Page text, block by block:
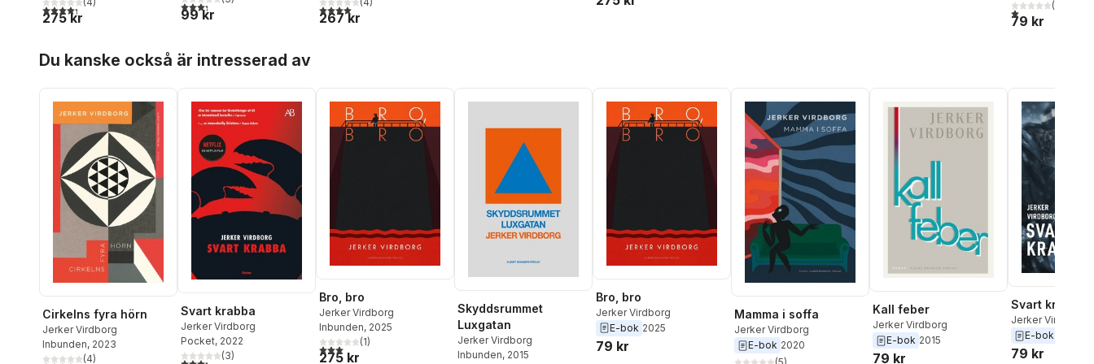
4,3utav 5 stjärnor. Totalt antal röster:
275 kr
3,3utav 5 stjärnor. Totalt antal röster:
99 kr
4,0utav 5 stjärnor. Totalt antal röster:
267 kr
Stefan Lindberg,Bosse
Lindquist Lindquist
Lundquist Lundquist,
Khashayar Lykke
Naderehvandi,Andreas T
Olsson,Ingela Olsson,
Victor Galaz,
Ann-Sofi
Jerker Virdborg,
Liselotte Watkins
1,0utav 5(
79 kr
Du kanske också är intresserad av
Cirkelns fyra hörn
Jerker Virdborg
Inbunden, 2023
(4)
Svart krabba
Jerker Virdborg
Pocket, 2022
(3)
Bro, bro
Jerker Virdborg
Inbunden, 2025
3,0utav 5 stjärnor. Totalt antal röster:
(1)
275 kr
Skyddsrummet
Luxgatan
Jerker Virdborg
Inbunden, 2015
Bro, bro
Jerker Virdborg
E-bok 2025
79 kr
Mamma i soffa
Jerker Virdborg
E-bok 2020
Kall feber
Jerker Virdborg
E-bok 2015
79 kr
Svart krabba
Jerker Virdborg
E-bok
79 kr